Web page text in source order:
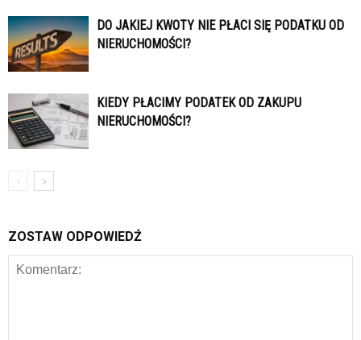
DO JAKIEJ KWOTY NIE PŁACI SIĘ PODATKU OD
NIERUCHOMOŚCI?
KIEDY PŁACIMY PODATEK OD ZAKUPU
NIERUCHOMOŚCI?
ZOSTAW ODPOWIEDŹ